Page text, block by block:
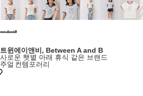
윈에이앤비, Between A and B
로운 햇볕 아래 휴식 같은 브랜드
얼 컨템포러리